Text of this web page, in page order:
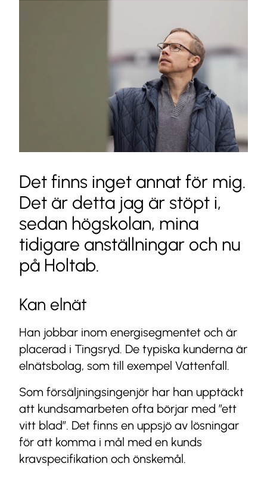
Det finns inget annat för mig.
Det är detta jag är stöpt i,
sedan högskolan, mina
tidigare anställningar och nu
på Holtab.
Kan elnät
Han jobbar inom energisegmentet och är
placerad i Tingsryd. De typiska kunderna är
elnätsbolag, som till exempel Vattenfall.
Som försäljningsingenjör har han upptäckt
att kundsamarbeten ofta börjar med ”ett
vitt blad”. Det finns en uppsjö av lösningar
för att komma i mål med en kunds
kravspecifikation och önskemål.